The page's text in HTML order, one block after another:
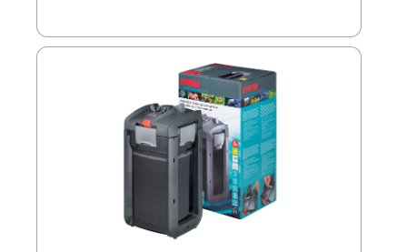
zuverlässiger Technik an – genau hier spielt
großzügige Kapazität des Filters sorgt für
stabile Wasserwerte auch bei hohem
Fischbesatz und bleibt dabei angenehm leise
durch die präzise
Keramiklagerung.Ausgestattet mit Adapter,
Ansaughilfe und Filtereinsätzen gelingt die
Inbetriebnahme genauso mühelos wie die
spätere Wartung:Ein leicht zugänglicher
Vorfilter unter dem Pumpenkopf erlaubt die
Entfernung grober Verschmutzungen, ohne